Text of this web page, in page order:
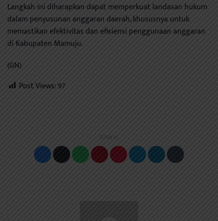
Langkah ini diharapkan dapat memperkuat landasan hukum
dalam penyusunan anggaran daerah, khususnya untuk
memastikan efektivitas dan efisiensi penggunaan anggaran
di Kabupaten Mamuju.
(GN)
Post Views:97
Share: